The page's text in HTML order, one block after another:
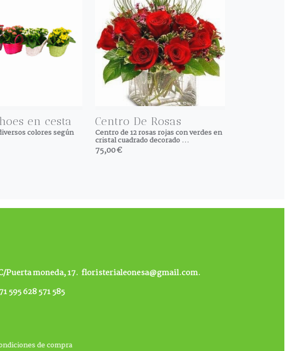
en cesta
colores según
Centro De Rosas
Centro de 12 rosas rojas con verdes en
cristal cuadrado decorado ...
75,00 €
Puerta moneda, 17. floristerialeonesa@gmail.com.
595 628 571 585
de compra